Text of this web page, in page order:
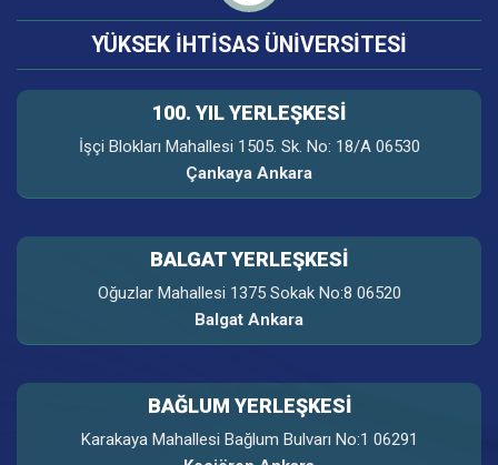
YÜKSEK İHTİSAS ÜNİVERSİTESİ
100. YIL YERLEŞKESI
İşçi Blokları Mahallesi 1505. Sk. No: 18/A 06530
Çankaya Ankara
BALGAT YERLEŞKESİ
Oğuzlar Mahallesi 1375 Sokak No:8 06520
Balgat Ankara
BAĞLUM YERLEŞKESİ
Karakaya Mahallesi Bağlum Bulvarı No:1 06291